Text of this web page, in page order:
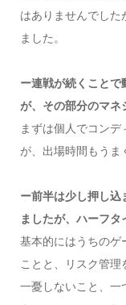
はありませんでした
ました。
ー連戦が続くことで
が、その部分のマネ
まずは個人でコン
が、出場時間もうま
ー前半は少し押し込
ましたが、ハーフ
基本的にはうちのゲ
ことと、リスク管
一憂しないこと、一